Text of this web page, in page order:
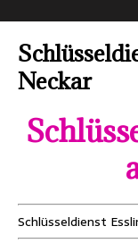
Neckar
Schlüsseldienst